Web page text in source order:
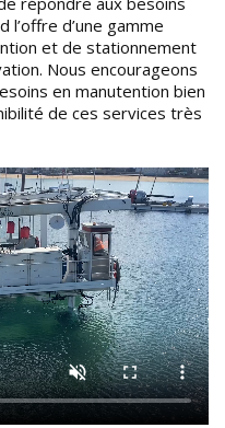
l’offre d’une gamme
et de stationnement
Nous encourageons
en manutention bien
de ces services très